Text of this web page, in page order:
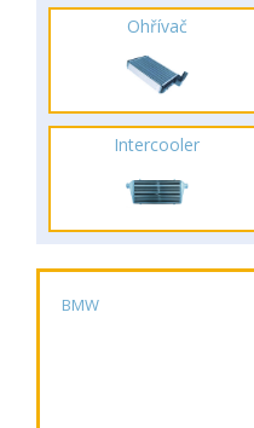
Ohřívač
Intercooler
BMW